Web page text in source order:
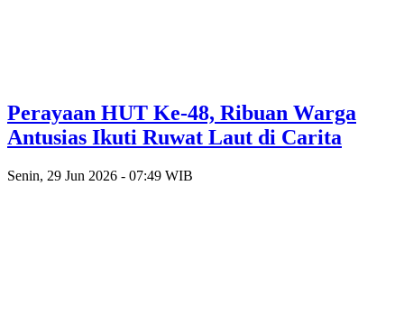
Perayaan HUT Ke-48, Ribuan Warga
Antusias Ikuti Ruwat Laut di Carita
Senin, 29 Jun 2026 - 07:49 WIB